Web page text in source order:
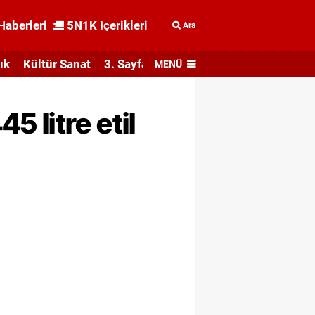
5N1K İçerikleri Ara
Kültür Sanat 3. Sayfa MENÜ
litre etil